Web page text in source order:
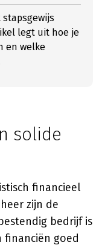
legt uit hoe je
en welke
solide
financieel
zijn de
bedrijf is
financiën goed